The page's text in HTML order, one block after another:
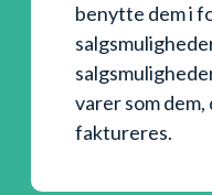
benytte dem i
varer som
faktureres.